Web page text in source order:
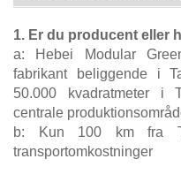
1. Er du producent eller
a: Hebei Modular
fabrikant beliggende i
50.000 kvadratmeter i
centrale
b: Kun 100 km fra
transportomkostninger